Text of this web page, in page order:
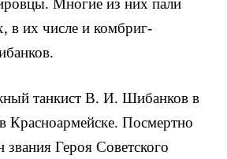
Многие из них пали
в их числе и комбриг-
танкист В. И. Шибанков в
Красноармейске. Посмертно
звания Героя Советско­го